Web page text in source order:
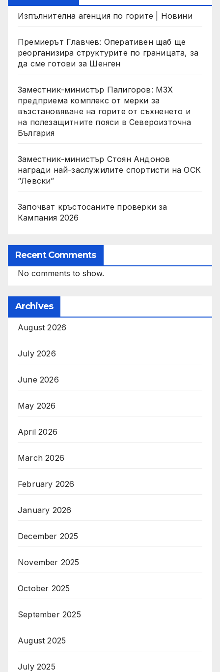
Изпълнителна агенция по горите | Новини
Премиерът Главчев: Оперативен щаб ще
реорганизира структурите по границата, за
да сме готови за Шенген
Заместник-министър Палигоров: МЗХ
предприема комплекс от мерки за
възстановяване на горите от съхненето и
на полезащитните пояси в Североизточна
България
Заместник-министър Стоян Андонов
награди най-заслужилите спортисти на ОСК
“Левски”
Започват кръстосаните проверки за
Кампания 2026
Recent Comments
No comments to show.
Archives
August 2026
July 2026
June 2026
May 2026
April 2026
March 2026
February 2026
January 2026
December 2025
November 2025
October 2025
September 2025
August 2025
July 2025